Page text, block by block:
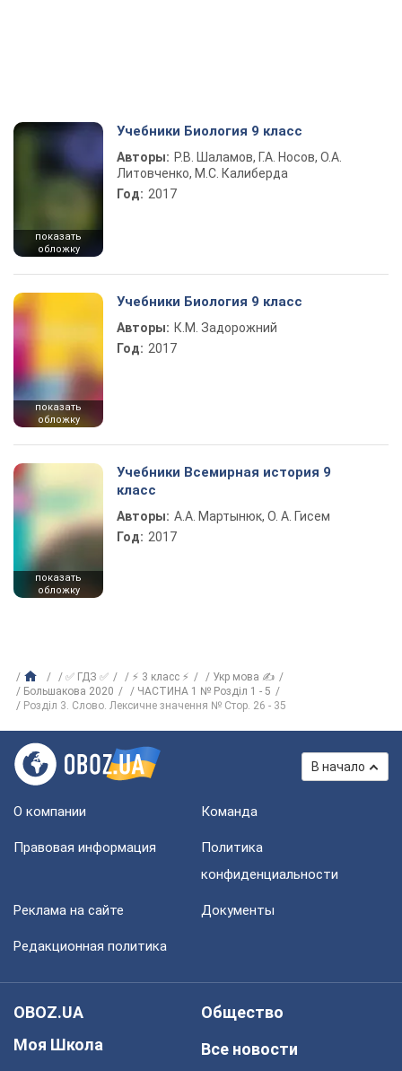
показать
обложку
Учебники Биология 9 класс
Авторы: Р.В. Шаламов, Г.А. Носов, О.А.
Литовченко, М.С. Калиберда
Год: 2017
показать
обложку
Учебники Биология 9 класс
Авторы: К.М. Задорожний
Год: 2017
показать
обложку
Учебники Всемирная история 9
класс
Авторы: А.А. Мартынюк, О. А. Гисем
Год: 2017
✅ ГДЗ ✅ ⚡ 3 класс ⚡
Укр мова ✍
Большакова 2020
ЧАСТИНА 1 № Розділ 1 - 5
Розділ 3. Слово. Лексичне значення № Стор. 26 - 35
В начало
О компании Команда
Правовая информация
Политика
конфиденциальности
Реклама на сайте Документы
Редакционная политика
OBOZ.UA
Моя Школа
Общество
Все новости